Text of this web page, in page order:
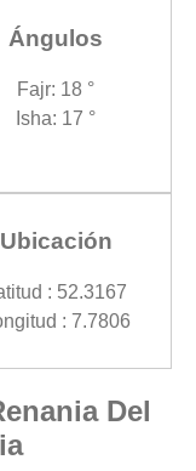
Ángulos
Fajr: 18 °
Isha: 17 °
Ubicación
: 52.3167
: 7.7806
Del